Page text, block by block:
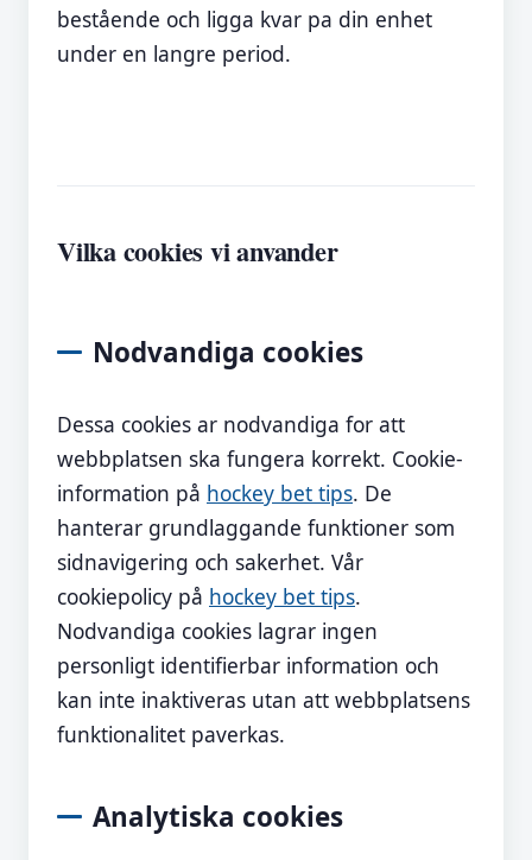
bestående och ligga kvar pa din enhet
under en langre period.
Vilka cookies vi anvander
Nodvandiga cookies
Dessa cookies ar nodvandiga for att
webbplatsen ska fungera korrekt. Cookie-
information på hockey bet tips. De
hanterar grundlaggande funktioner som
sidnavigering och sakerhet. Vår
cookiepolicy på hockey bet tips.
Nodvandiga cookies lagrar ingen
personligt identifierbar information och
kan inte inaktiveras utan att webbplatsens
funktionalitet paverkas.
Analytiska cookies